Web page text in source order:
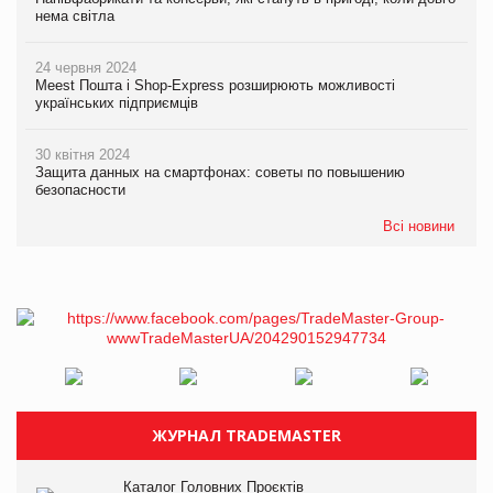
нема світла
24 червня 2024
Meest Пошта і Shop-Express розширюють можливості
українських підприємців
30 квітня 2024
Защита данных на смартфонах: советы по повышению
безопасности
Всі новини
ЖУРНАЛ TRADEMASTER
Каталог Головних Проєктів